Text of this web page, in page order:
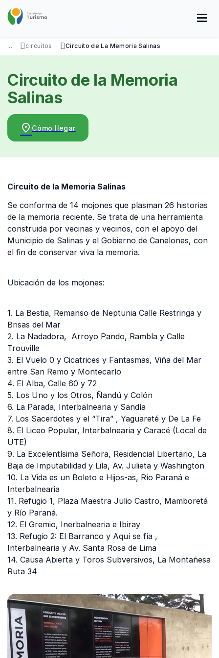
contenido
SOBRE NOSOTROS
DISFRUTÁ
VISITÁ
DATOS ÚTILES
... circuitos Circuito de La Memoria Salinas
Circuito de la Memoria
Salinas
place Cómo llegar
Circuito de la Memoria Salinas
Se conforma de 14 mojones que plasman 26 historias
de la memoria reciente. Se trata de una herramienta
construida por vecinas y vecinos, con el apoyo del
Municipio de Salinas y el Gobierno de Canelones, con
el fin de conservar viva la memoria.
Ubicación de los mojones:
1. La Bestia, Remanso de Neptunia Calle Restringa y
Brisas del Mar
2. La Nadadora, Arroyo Pando, Rambla y Calle
Trouville
3. El Vuelo 0 y Cicatrices y Fantasmas, Viña del Mar
entre San Remo y Montecarlo
4. El Alba, Calle 60 y 72
5. Los Uno y los Otros, Ñandú y Colón
6. La Parada, Interbalnearia y Sandía
7. Los Sacerdotes y el “Tira” , Yaguareté y De La Fe
8. El Liceo Popular, Interbalnearia y Caracé (Local de
UTE)
9. La Excelentísima Señora, Residencial Libertario, La
Baja de Imputabilidad y Lila, Av. Julieta y Washington
10. La Vida es un Boleto e Hijos-as, Río Paraná e
Interbalnearia
11. Refugio 1, Plaza Maestra Julio Castro, Mamboretá
y Río Paraná.
12. El Gremio, Inerbalnearia e Ibiray
13. Refugio 2: El Barranco y Aquí se fía ,
Interbalnearia y Av. Santa Rosa de Lima
14. Causa Abierta y Toros Subversivos, La Montañesa
Ruta 34